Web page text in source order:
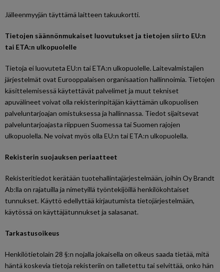
Jälleenmyyjän täyttämä laitteen takuukortti.
Tietojen säännönmukaiset luovutukset ja tietojen siirto EU:n
tai ETA:n ulkopuolelle
Tietoja ei luovuteta EU:n tai ETA:n ulkopuolelle. Laitevalmistajien
järjestelmät ovat Eurooppalaisen organisaation hallinnoimia. Tietojen
käsittelemisessä käytettävät palvelimet ja muut tekniset
apuvälineet voivat olla rekisterinpitäjän käyttämän ulkopuolisen
palveluntarjoajan omistuksessa ja hallinnassa. Tiedot sijaitsevat
palveluntarjoajasta riippuen Suomessa tai Suomen rajojen
ulkopuolella. Ne voivat myös olla EU:n tai ETA:n ulkopuolella.
Rekisterin suojauksen periaatteet
Rekisteritiedot kerätään tuotehallintajärjestelmään, joihin Oy Brandt
Ab:lla on rajatuilla ja nimetyillä työntekijöillä henkilökohtaiset
tunnukset. Käyttö edellyttää kirjautumista tietojärjestelmään,
käytössä on käyttäjätunnukset ja salasanat.
Tarkastusoikeus
Henkilötietolain 28 §:n nojalla jokaisella on oikeus saada tietää, mitä
häntä koskevia tietoja rekisteriin on talletettu tai selvittää, onko hän